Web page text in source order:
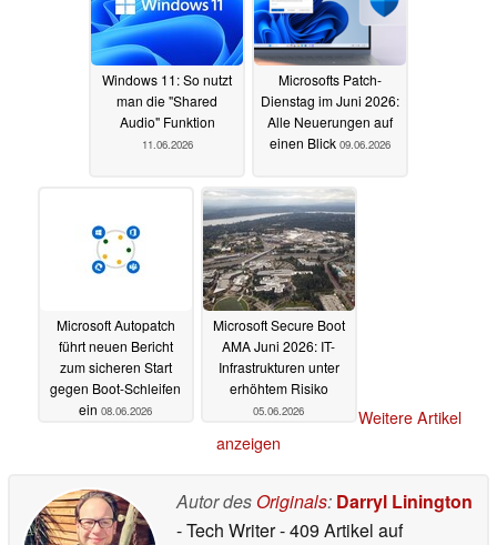
Windows 11: So nutzt
man die "Shared
Audio" Funktion
11.06.2026
Microsofts Patch-
Dienstag im Juni 2026:
Alle Neuerungen auf
einen Blick 09.06.2026
Microsoft Autopatch
führt neuen Bericht
zum sicheren Start
gegen Boot-Schleifen
ein 08.06.2026
Microsoft Secure Boot
AMA Juni 2026: IT-
Infrastrukturen unter
erhöhtem Risiko
05.06.2026
Weitere Artikel
anzeigen
Autor des Originals: Darryl Linington
- Tech Writer- 409 Artikel auf